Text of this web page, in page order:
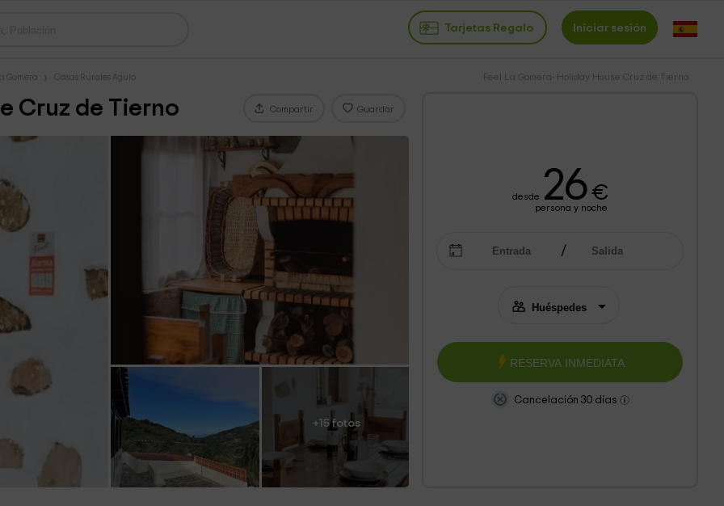
Tarjetas Regalo Iniciar sesión
Gomera Casas Rurales Agulo Feel La Gomera- Holiday House Cruz de Tierno
Cruz de Tierno Compartir Guardar
+15 fotos
desde 26€
persona y noche
RESERVA INMEDIATA
Cancelación 30 días